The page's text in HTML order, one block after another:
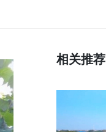
相关推荐